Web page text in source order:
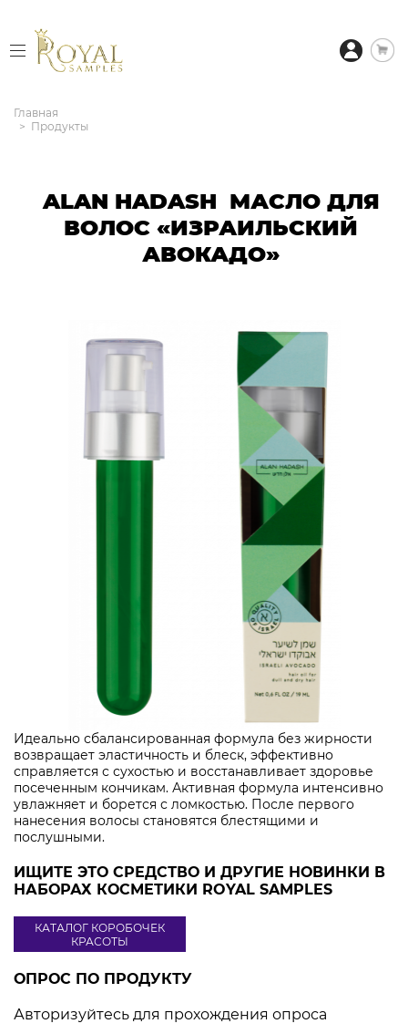
Главная
Продукты
ALAN HADASH МАСЛО ДЛЯ
ВОЛОС «ИЗРАИЛЬСКИЙ
АВОКАДО»
Идеально сбалансированная формула без жирности
возвращает эластичность и блеск, эффективно
справляется с сухостью и восстанавливает здоровье
посеченным кончикам. Активная формула интенсивно
увлажняет и борется с ломкостью. После первого
нанесения волосы становятся блестящими и
послушными.
ИЩИТЕ ЭТО СРЕДСТВО И ДРУГИЕ НОВИНКИ В
НАБОРАХ КОСМЕТИКИ ROYAL SAMPLES
КАТАЛОГ КОРОБОЧЕК
КРАСОТЫ
ОПРОС ПО ПРОДУКТУ
Авторизуйтесь для прохождения опроса